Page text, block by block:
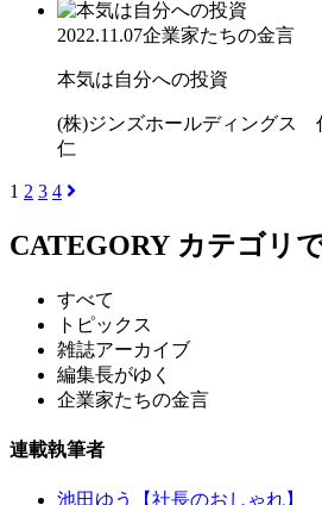
2022.11.07企業家たちの金言
本気は自分への投資
(株)ジンズホールディングス
仁
1 2 3 4
CATEGORY カテゴリ
すべて
トピックス
雑誌アーカイブ
編集長がゆく
企業家たちの金言
連載執筆者
池田ゆう【社長のおしゃれ】